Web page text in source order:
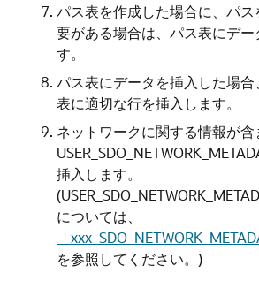
パス表を作成した場合に、パ
要がある場合は、パス表にデー
す。
パス表にデータを挿入した場合
表に適切な行を挿入します。
ネットワークに関する情報が含
挿入します。
については、
「
を参照してください。)